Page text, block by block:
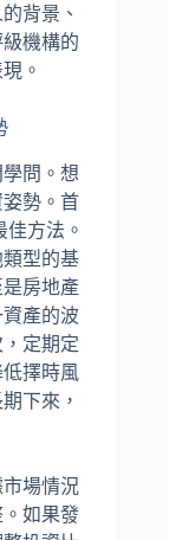
背景、
機構的
。
問。想
勢。首
方法。
型的基
房地產
產的波
定期定
擇時風
下來，
場情況
如果發